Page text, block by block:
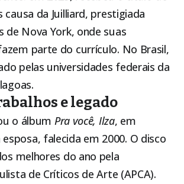
da Juilliard, prestigiada
de Nova York, onde suas
parte do currículo. No Brasil,
pelas universidades federais da
e legado
o álbum Pra você, Ilza, em
falecida em 2000. O disco
melhores do ano pela
de Críticos de Arte (APCA).